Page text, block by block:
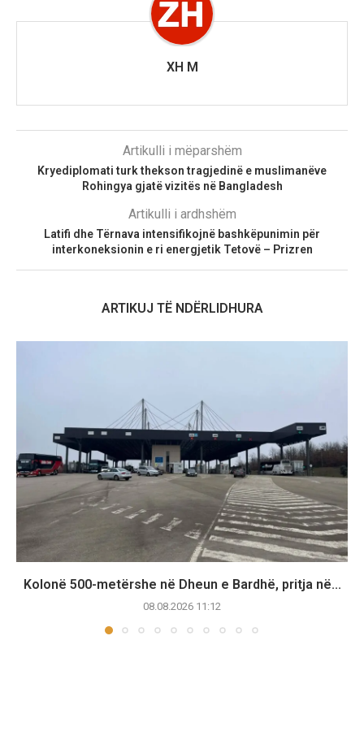
XH M
Artikulli i mëparshëm
Kryediplomati turk thekson tragjedinë e muslimanëve
Rohingya gjatë vizitës në Bangladesh
Artikulli i ardhshëm
Latifi dhe Tërnava intensifikojnë bashkëpunimin për
interkoneksionin e ri energjetik Tetovë – Prizren
ARTIKUJ TË NDËRLIDHURA
Kolonë 500-metërshe në Dheun e Bardhë, pritja në...
08.08.2026 11:12